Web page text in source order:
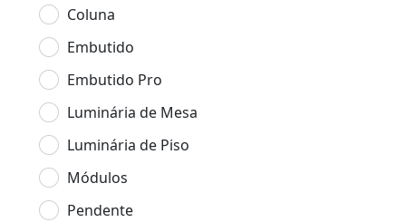
Coluna
Embutido
Embutido Pro
Luminária de Mesa
Luminária de Piso
Módulos
Pendente